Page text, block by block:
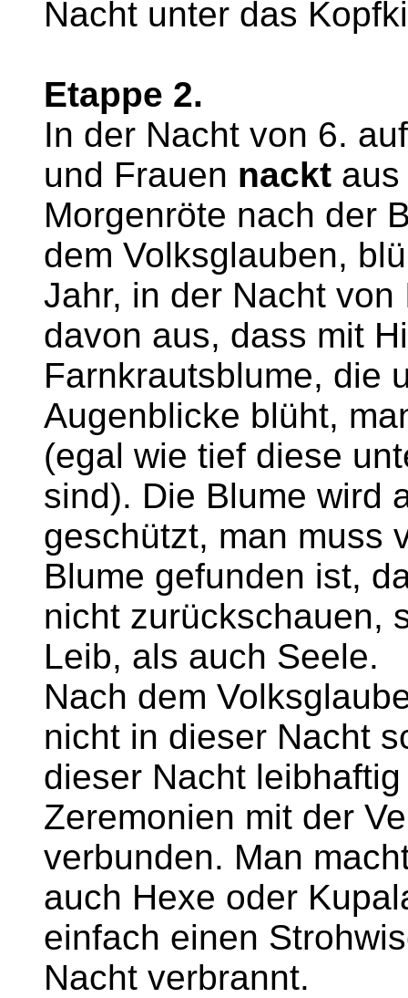
Nacht unter das
Etappe 2.
In der Nacht von 6.
und Frauen nackt
Morgenröte nach der
dem Volksglauben,
Jahr, in der Nacht
davon aus, dass mit
Farnkrautsblume, die
Augenblicke blüht,
(egal wie tief diese
sind). Die Blume wird
geschützt, man muss
Blume gefunden ist,
nicht zurückschauen,
Leib, als auch Seele.
Nach dem
nicht in dieser Nacht
dieser Nacht
Zeremonien mit der
verbunden. Man
auch Hexe oder
einfach einen
Nacht verbrannt.